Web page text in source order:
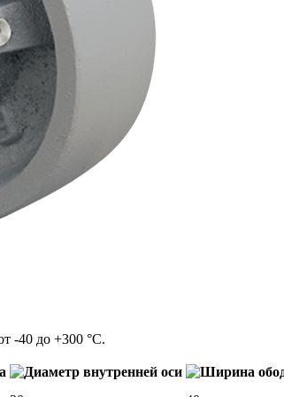
-40 до +300 °С.